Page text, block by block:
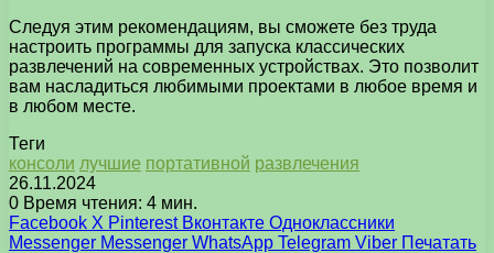
Следуя этим рекомендациям, вы сможете без труда
настроить программы для запуска классических
развлечений на современных устройствах. Это позволит
вам насладиться любимыми проектами в любое время и
в любом месте.
Теги
консоли лучшие портативной развлечения
26.11.2024
0 Время чтения: 4 мин.
Facebook X Pinterest Вконтакте Одноклассники
Messenger Messenger WhatsApp Telegram Viber Печатать